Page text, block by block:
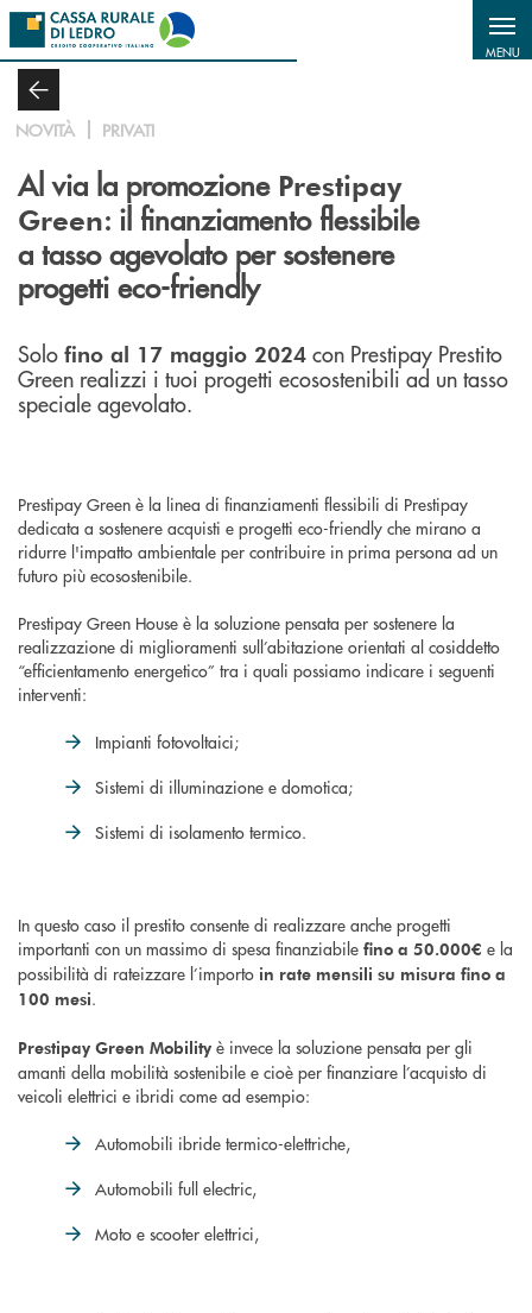
Salta al contenuto principale
MENU
NOVITÀ PRIVATI
Al via la promozione Prestipay
Green: il finanziamento flessibile
a tasso agevolato per sostenere
progetti eco-friendly
Solo fino al 17 maggio 2024 con Prestipay Prestito
Green realizzi i tuoi progetti ecosostenibili ad un tasso
speciale agevolato.
Prestipay Green è la linea di finanziamenti flessibili di Prestipay
dedicata a sostenere acquisti e progetti eco-friendly che mirano a
ridurre l'impatto ambientale per contribuire in prima persona ad un
futuro più ecosostenibile.
Prestipay Green House è la soluzione pensata per sostenere la
realizzazione di miglioramenti sull’abitazione orientati al cosiddetto
“efficientamento energetico” tra i quali possiamo indicare i seguenti
interventi:
Impianti fotovoltaici;
Sistemi di illuminazione e domotica;
Sistemi di isolamento termico.
In questo caso il prestito consente di realizzare anche progetti
importanti con un massimo di spesa finanziabile fino a 50.000€ e la
possibilità di rateizzare l’importo in rate mensili su misura fino a
100 mesi.
Prestipay Green Mobility è invece la soluzione pensata per gli
amanti della mobilità sostenibile e cioè per finanziare l’acquisto di
veicoli elettrici e ibridi come ad esempio:
Automobili ibride termico-elettriche,
Automobili full electric,
Moto e scooter elettrici,